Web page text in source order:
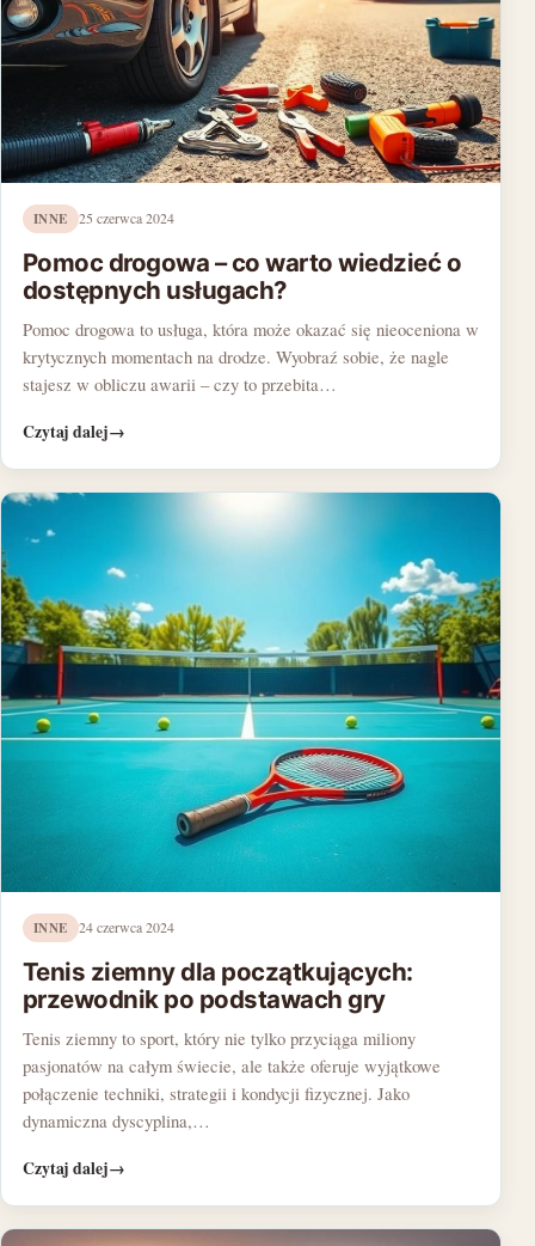
INNE 25 czerwca 2024
Pomoc drogowa – co warto wiedzieć o
dostępnych usługach?
Pomoc drogowa to usługa, która może okazać się nieoceniona w
krytycznych momentach na drodze. Wyobraź sobie, że nagle
stajesz w obliczu awarii – czy to przebita…
Czytaj dalej→
INNE 24 czerwca 2024
Tenis ziemny dla początkujących:
przewodnik po podstawach gry
Tenis ziemny to sport, który nie tylko przyciąga miliony
pasjonatów na całym świecie, ale także oferuje wyjątkowe
połączenie techniki, strategii i kondycji fizycznej. Jako
dynamiczna dyscyplina,…
Czytaj dalej→